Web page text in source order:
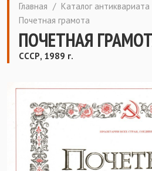
Главная / Каталог антиквариата
Почетная грамота
ПОЧЕТНАЯ
СССР, 1989 г.